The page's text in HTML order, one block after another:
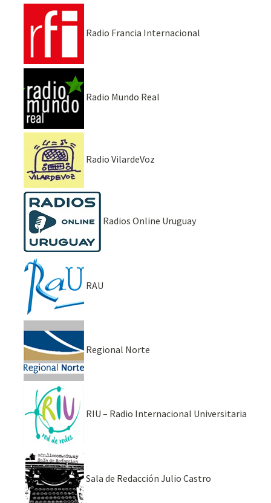
Radio Francia Internacional
Radio Mundo Real
Radio VilardeVoz
Radios Online Uruguay
RAU
Regional Norte
RIU – Radio Internacional Universitaria
Sala de Redacción Julio Castro